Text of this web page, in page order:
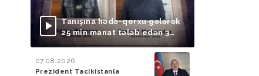
Tanışına hədə-qorxu gələrək
25 min manat tələb edən 3
nəfər saxlanılıb
07.08.2026
Prezident Tacikistanla